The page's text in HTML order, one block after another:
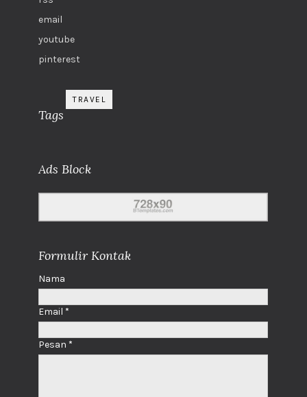
email
youtube
pinterest
Tags
TRAVEL
Ads Block
Formulir Kontak
Nama
Email *
Pesan *